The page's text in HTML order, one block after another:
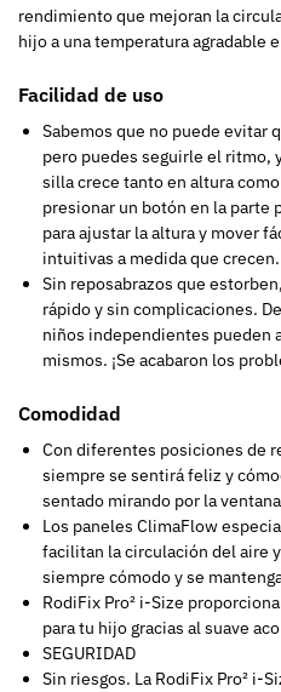
rendimiento que mejoran la
hijo a una temperatura agradable
Facilidad de uso
Sabemos que no puede evitar
pero puedes seguirle el ritmo,
silla crece tanto en altura
presionar un botón en la parte
para ajustar la altura y mover
intuitivas a medida que crecen.
Sin reposabrazos que
rápido y sin complicaciones.
niños independientes pueden
mismos. ¡Se acabaron los
Comodidad
Con diferentes posiciones de
siempre se sentirá feliz y
sentado mirando por la
Los paneles ClimaFlow
facilitan la circulación del aire
siempre cómodo y se
RodiFix Pro² i-Size
para tu hijo gracias al suave
SEGURIDAD
Sin riesgos. La RodiFix Pro² i-